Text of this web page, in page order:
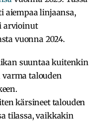
aiempaa linjaansa,
arvioinut
vuonna 2024.
suuntaa kuitenkin
varma talouden
kärsineet talouden
tilassa, vaikkakin